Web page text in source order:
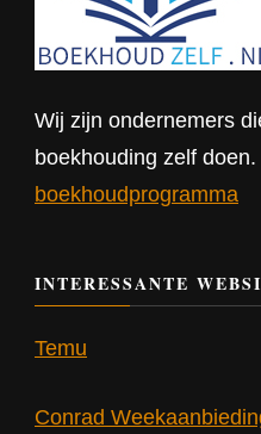
Wij zijn ondernemers
boekhouding zelf
boekhoudprogramma
INTERESSANTE
Temu
Conrad